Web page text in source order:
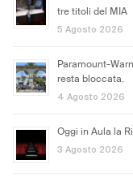
tre titoli del MIA
5 Agosto 2026
Paramount-
resta bloccata.
4 Agosto 2026
Oggi in Aula la
3 Agosto 2026